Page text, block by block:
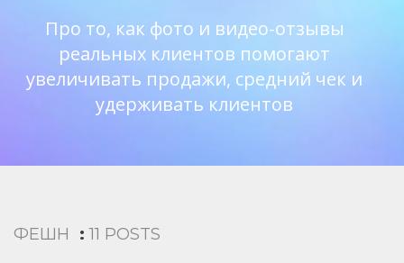
Про то, как фото и видео-отзывы
реальных клиентов помогают
увеличивать продажи, средний чек и
удерживать клиентов
ФЕШН : 11 POSTS